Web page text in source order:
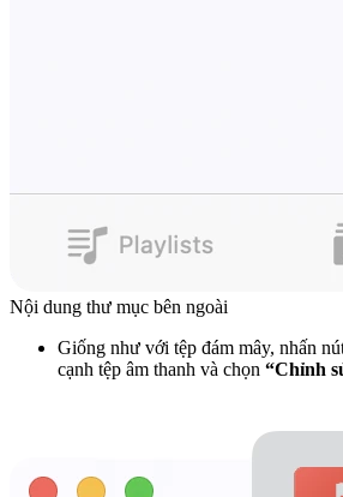
Nội dung thư mục bên ngoài
Giống như với tệp đám mây, nhấn
cạnh tệp âm thanh và chọn “Chỉnh